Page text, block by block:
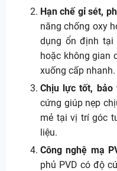
Hạn chế gỉ sét,
năng chống oxy
dụng ổn định tại
hoặc không gian
xuống cấp nhanh.
Chịu lực tốt, bảo
cứng giúp nẹp
mẻ tại vị trí góc
liệu.
Công nghệ mạ
phủ PVD có độ